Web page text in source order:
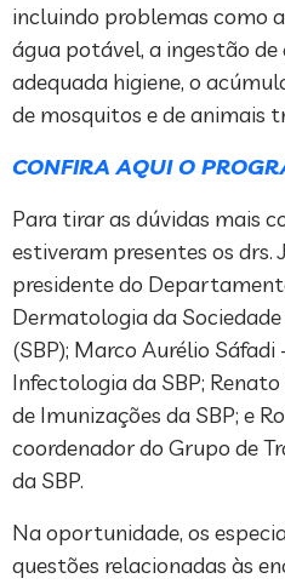
incluindo problemas como
água potável, a ingestão
adequada higiene, o
de mosquitos e de animais
CONFIRA AQUI O
Para tirar as dúvidas mais
estiveram presentes os drs.
presidente do
Dermatologia da
(SBP); Marco Aurélio Sáfadi
Infectologia da SBP;
de Imunizações da SBP; e
coordenador do Grupo de
da SBP.
Na oportunidade, os
questões relacionadas às